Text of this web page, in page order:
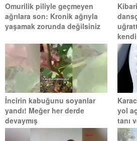
Omurilik piliyle geçmeyen
ağrılara son: Kronik ağrıyla
yaşamak zorunda değilsiniz
İncirin kabuğunu soyanlar
yandı! Meğer her derde
devaymış
yol
tanı